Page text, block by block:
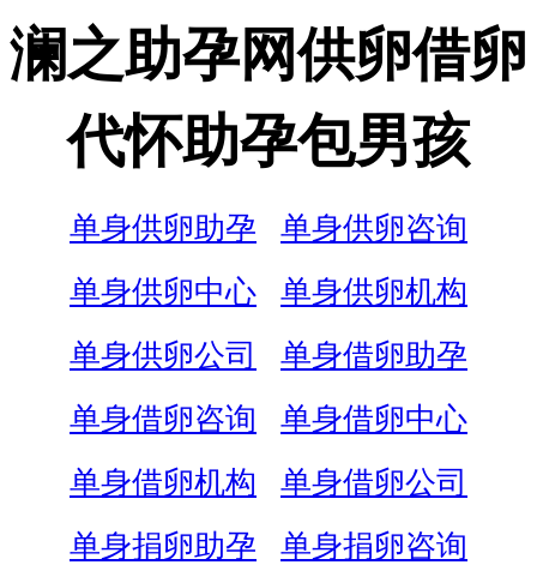
澜之助孕网供卵借卵
代怀助孕包男孩
单身供卵助孕
单身供卵咨询
单身供卵中心
单身供卵机构
单身供卵公司
单身借卵助孕
单身借卵咨询
单身借卵中心
单身借卵机构
单身借卵公司
单身捐卵助孕
单身捐卵咨询